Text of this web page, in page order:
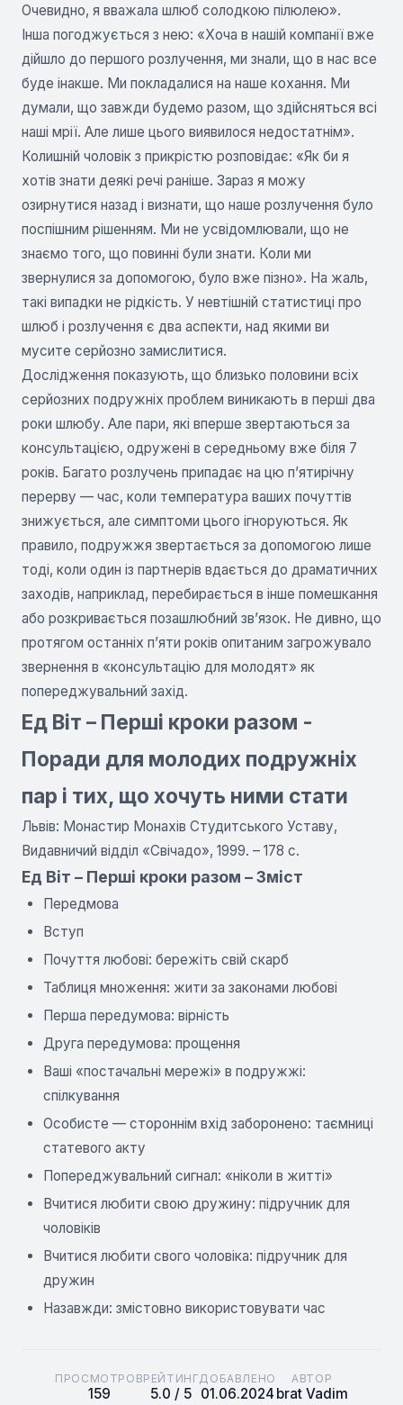
Очевидно, я вважала шлюб солодкою пілюлею».
Інша погоджується з нею: «Хоча в нашій компанії вже
дійшло до першого розлучення, ми знали, що в нас все
буде інакше. Ми покладалися на наше кохання. Ми
думали, що завжди будемо разом, що здійсняться всі
наші мрії. Але лише цього виявилося недостатнім».
Колишній чоловік з прикрістю розповідає: «Як би я
хотів знати деякі речі раніше. Зараз я можу
озирнутися назад і визнати, що наше розлучення було
поспішним рішенням. Ми не усвідомлювали, що не
знаємо того, що повинні були знати. Коли ми
звернулися за допомогою, було вже пізно». На жаль,
такі випадки не рідкість. У невтішній статистиці про
шлюб і розлучення є два аспекти, над якими ви
мусите серйозно замислитися.
Дослідження показують, що близько половини всіх
серйозних подружніх проблем виникають в перші два
роки шлюбу. Але пари, які вперше звертаються за
консультацією, одружені в середньому вже біля 7
років. Багато розлучень припадає на цю п’ятирічну
перерву — час, коли температура ваших почуттів
знижується, але симптоми цього ігноруються. Як
правило, подружжя звертається за допомогою лише
тоді, коли один із партнерів вдається до драматичних
заходів, наприклад, перебирається в інше помешкання
або розкривається позашлюбний зв’язок. Не дивно, що
протягом останніх п’яти років опитаним загрожувало
звернення в «консультацію для молодят» як
попереджувальний захід.
Ед Віт – Перші кроки разом -
Поради для молодих подружніх
пар і тих, що хочуть ними стати
Львів: Монастир Монахів Студитського Уставу,
Видавничий відділ «Свічадо», 1999. – 178 с.
Ед Віт – Перші кроки разом – Зміст
Передмова
Вступ
Почуття любові: бережіть свій скарб
Таблиця множення: жити за законами любові
Перша передумова: вірність
Друга передумова: прощення
Ваші «постачальні мережі» в подружжі:
спілкування
Особисте — стороннім вхід заборонено: таємниці
статевого акту
Попереджувальний сигнал: «ніколи в житті»
Вчитися любити свою дружину: підручник для
чоловіків
Вчитися любити свого чоловіка: підручник для
дружин
Назавжди: змістовно використовувати час
ПРОСМОТРОВ
159
РЕЙТИНГ
5.0 / 5
ДОБАВЛЕНО
01.06.2024
АВТОР
brat Vadim